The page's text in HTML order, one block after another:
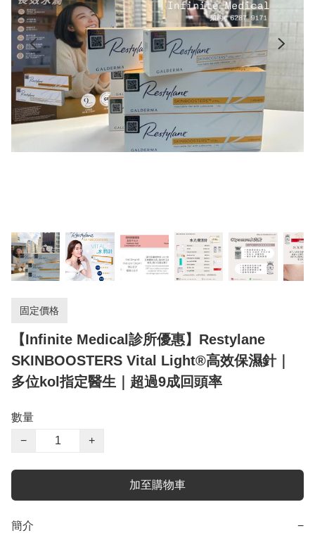
固定價格
【Infinite Medical診所優惠】Restylane
SKINBOOSTERS Vital Light®高效保濕針｜
多位kol指定醫生｜超過9成回頭率
數量
−
+
加至購物車
簡介 −